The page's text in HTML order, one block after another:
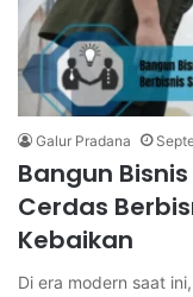
Galur Pradana
Bangun
Cerdas
Kebaikan
Di era modern saat